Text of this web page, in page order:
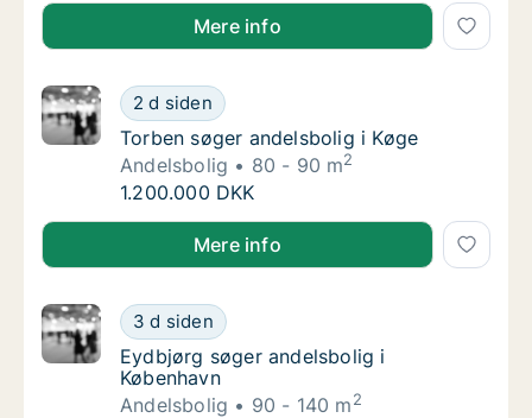
Hanne søger andelsbolig i Nordsjælland
Mere info
Torben søger andelsbolig i Køge
2 d siden
Torben søger andelsbolig i Køge
Torben søger andelsbolig i Køge
Andelsbolig
80 - 90 m2
Torben søger andelsbolig i Køge
1.200.000 DKK
Torben søger andelsbolig i Køge
Mere info
Eydbjørg søger andelsbolig i København
3 d siden
Eydbjørg søger andelsbolig i København
Eydbjørg søger andelsbolig i
København
Andelsbolig
90 - 140 m2